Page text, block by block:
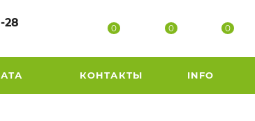
28 0 0 0
КОНТАКТЫ INFO